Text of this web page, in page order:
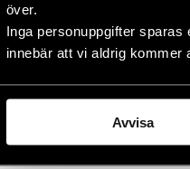
över.
Inga personuppgifter
innebär att vi aldrig kommer
Avvisa
som
ingenting i